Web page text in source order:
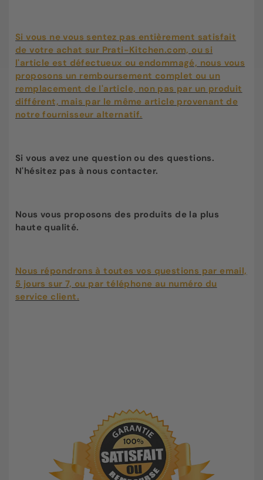
Si vous ne vous sentez pas entièrement satisfait
de votre achat sur Prati-Kitchen.com, ou si
l'article est défectueux ou endommagé, nous vous
proposons un remboursement complet ou un
remplacement de l'article, non pas par un produit
différent, mais par le même article provenant de
notre fournisseur alternatif.
Si vous avez une question ou des questions.
N'hésitez pas à nous contacter.
Nous vous proposons des produits de la plus
haute qualité.
Nous répondrons à toutes vos questions par email,
5 jours sur 7, ou par téléphone au numéro du
service client.